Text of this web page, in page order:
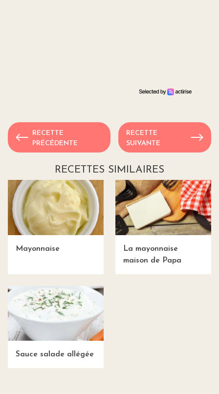
RECETTE
PRÉCÉDENTE
RECETTE
SUIVANTE
RECETTES SIMILAIRES
Mayonnaise
La mayonnaise
maison de Papa
Sauce salade allégée